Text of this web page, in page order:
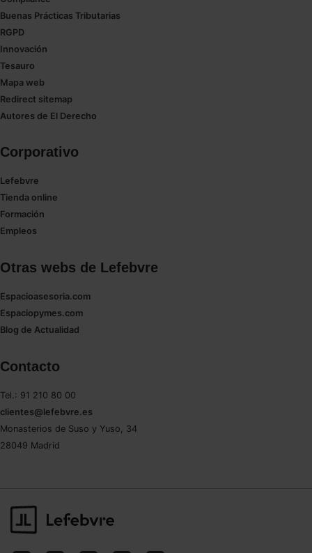
Buenas Prácticas Tributarias
RGPD
Innovación
Tesauro
Mapa web
Redirect sitemap
Autores de El Derecho
Corporativo
Lefebvre
Tienda online
Formación
Empleos
Otras webs de Lefebvre
Espacioasesoria.com
Espaciopymes.com
Blog de Actualidad
Contacto
Tel.: 91 210 80 00
clientes@lefebvre.es
Monasterios de Suso y Yuso, 34
28049 Madrid